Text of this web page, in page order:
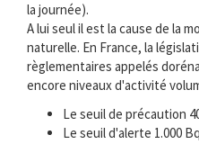
la journée).
A lui seul il est la cause de la
naturelle. En France, la
règlementaires appelés
encore niveaux d'activité
Le seuil de précaution
Le seuil d'alerte 1.000